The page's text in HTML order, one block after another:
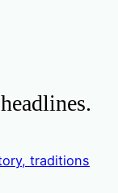
traditions